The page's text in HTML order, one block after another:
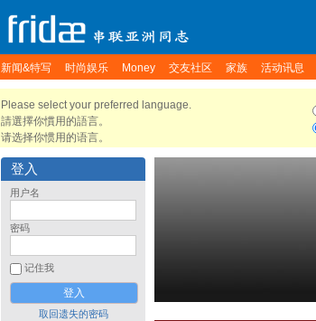
新闻&特写 时尚娱乐 Money 交友社区 家族 活动讯息
Please select your preferred language.
請選擇你慣用的語言。
请选择你惯用的语言。
登入
用户名
密码
记住我
取回遗失的密码